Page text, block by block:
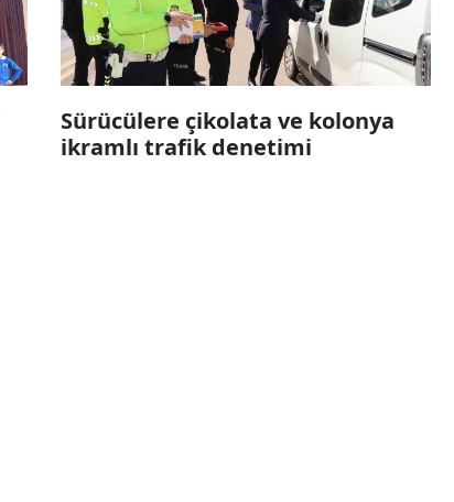
Sürücülere çikolata ve kolonya
ikramlı trafik denetimi